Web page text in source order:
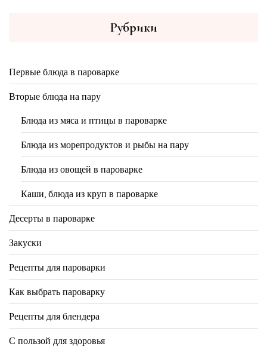
Рубрики
Первые блюда в пароварке
Вторые блюда на пару
Блюда из мяса и птицы в пароварке
Блюда из морепродуктов и рыбы на пару
Блюда из овощей в пароварке
Каши, блюда из круп в пароварке
Десерты в пароварке
Закуски
Рецепты для пароварки
Как выбрать пароварку
Рецепты для блендера
С пользой для здоровья